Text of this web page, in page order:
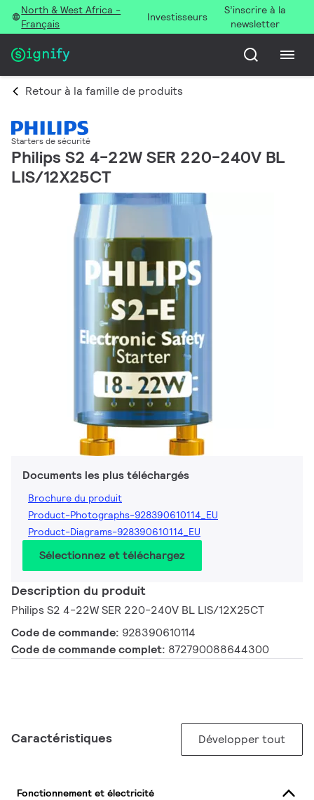
North & West Africa -
Français
Investisseurs
S’inscrire à la
newsletter
Retour à la famille de produits
Starters de sécurité
Philips S2 4-22W SER 220-240V BL
LIS/12X25CT
Documents les plus téléchargés
Brochure du produit
Product-Photographs-928390610114_EU
Product-Diagrams-928390610114_EU
Sélectionnez et téléchargez
Description du produit
Philips S2 4-22W SER 220-240V BL LIS/12X25CT
Code de commande: 928390610114
Code de commande complet: 872790088644300
Caractéristiques Développer tout
Fonctionnement et électricité